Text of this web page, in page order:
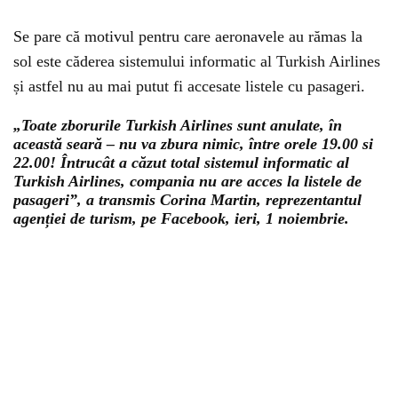
Se pare că motivul pentru care aeronavele au rămas la
sol este căderea sistemului informatic al Turkish Airlines
și astfel nu au mai putut fi accesate listele cu pasageri.
„Toate zborurile Turkish Airlines sunt anulate, în
această seară – nu va zbura nimic, între orele 19.00 si
22.00! Întrucât a căzut total sistemul informatic al
Turkish Airlines, compania nu are acces la listele de
pasageri”, a transmis Corina Martin, reprezentantul
agenției de turism, pe Facebook, ieri, 1 noiembrie.